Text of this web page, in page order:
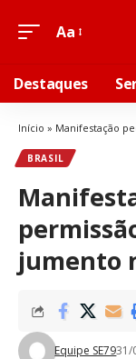
Aa
Destaques
Início » Manifestação
BRASIL
jumento
Equipe SE7931/